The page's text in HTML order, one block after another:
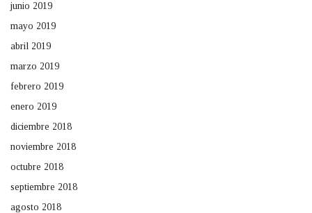
junio 2019
mayo 2019
abril 2019
marzo 2019
febrero 2019
enero 2019
diciembre 2018
noviembre 2018
octubre 2018
septiembre 2018
agosto 2018